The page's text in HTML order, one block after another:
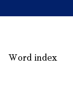
Word index